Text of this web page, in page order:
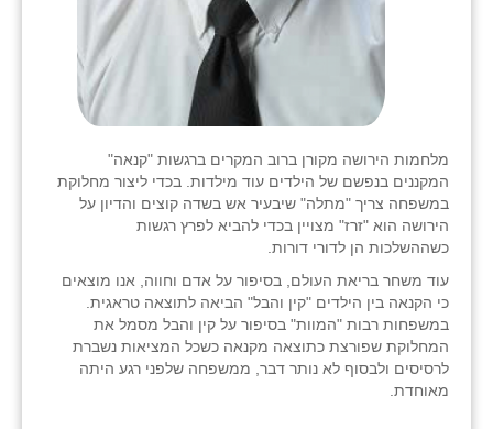
מלחמות הירושה מקורן ברוב המקרים ברגשות "קנאה"
המקננים בנפשם של הילדים עוד מילדות. בכדי ליצור מחלוקת
במשפחה צריך "מתלה" שיבעיר אש בשדה קוצים והדיון על
הירושה הוא "זרז" מצויין בכדי להביא לפרץ רגשות
כשההשלכות הן לדורי דורות.
עוד משחר בריאת העולם, בסיפור על אדם וחווה, אנו מוצאים
כי הקנאה בין הילדים "קין והבל" הביאה לתוצאה טראגית.
במשפחות רבות "המוות" בסיפור על קין והבל מסמל את
המחלוקת שפורצת כתוצאה מקנאה כשכל המציאות נשברת
לרסיסים ולבסוף לא נותר דבר, ממשפחה שלפני רגע היתה
מאוחדת.